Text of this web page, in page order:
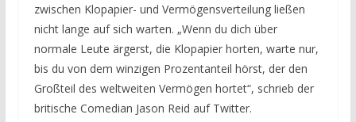
zwischen Klopapier- und Vermögensverteilung ließen
nicht lange auf sich warten. „Wenn du dich über
normale Leute ärgerst, die Klopapier horten, warte nur,
bis du von dem winzigen Prozentanteil hörst, der den
Großteil des weltweiten Vermögen hortet“, schrieb der
britische Comedian Jason Reid auf Twitter.